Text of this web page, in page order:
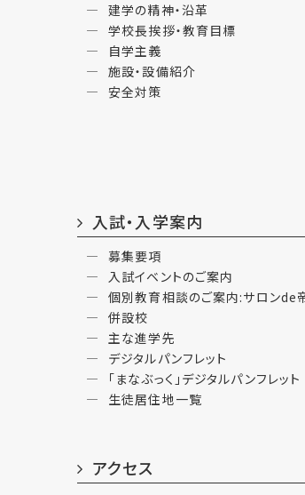
建学の精神・沿革
学校長挨拶・教育目標
自学主義
施設・設備紹介
安全対策
入試・入学案内
募集要項
入試イベントのご案内
個別教育相談のご案内:サロンde
併設校
主な進学先
デジタルパンフレット
「まなぶっく」デジタルパンフレット
生徒居住地一覧
アクセス